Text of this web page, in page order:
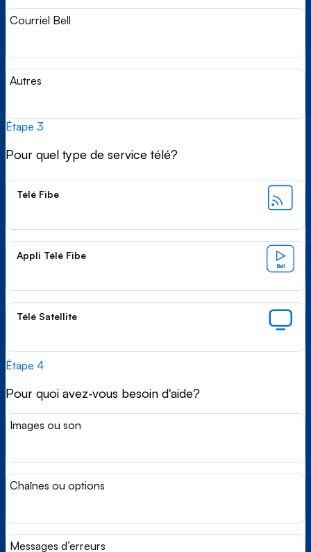
Courriel Bell
Autres
Étape 3
Pour quel type de service télé?
Télé Fibe
Appli Télé Fibe
Télé Satellite
Étape 4
Pour quoi avez-vous besoin d'aide?
Images ou son
Chaînes ou options
Messages d’erreurs